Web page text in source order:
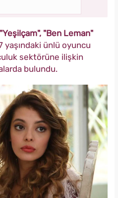
"Yeşilçam", "Ben Leman"
yaşındaki ünlü oyuncu
sektörüne ilişkin
bulundu.